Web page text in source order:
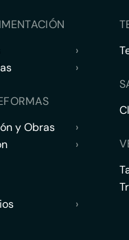
›
›
y Obras
›
›
›